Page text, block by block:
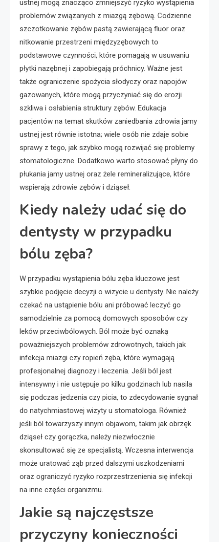
ustnej mogą znacząco zmniejszyć ryzyko wystąpienia
problemów związanych z miazgą zębową. Codzienne
szczotkowanie zębów pastą zawierającą fluor oraz
nitkowanie przestrzeni międzyzębowych to
podstawowe czynności, które pomagają w usuwaniu
płytki nazębnej i zapobiegają próchnicy. Ważne jest
także ograniczenie spożycia słodyczy oraz napojów
gazowanych, które mogą przyczyniać się do erozji
szkliwa i osłabienia struktury zębów. Edukacja
pacjentów na temat skutków zaniedbania zdrowia jamy
ustnej jest równie istotna; wiele osób nie zdaje sobie
sprawy z tego, jak szybko mogą rozwijać się problemy
stomatologiczne. Dodatkowo warto stosować płyny do
płukania jamy ustnej oraz żele remineralizujące, które
wspierają zdrowie zębów i dziąseł.
Kiedy należy udać się do
dentysty w przypadku
bólu zęba?
W przypadku wystąpienia bólu zęba kluczowe jest
szybkie podjęcie decyzji o wizycie u dentysty. Nie należy
czekać na ustąpienie bólu ani próbować leczyć go
samodzielnie za pomocą domowych sposobów czy
leków przeciwbólowych. Ból może być oznaką
poważniejszych problemów zdrowotnych, takich jak
infekcja miazgi czy ropień zęba, które wymagają
profesjonalnej diagnozy i leczenia. Jeśli ból jest
intensywny i nie ustępuje po kilku godzinach lub nasila
się podczas jedzenia czy picia, to zdecydowanie sygnał
do natychmiastowej wizyty u stomatologa. Również
jeśli ból towarzyszy innym objawom, takim jak obrzęk
dziąseł czy gorączka, należy niezwłocznie
skonsultować się ze specjalistą. Wczesna interwencja
może uratować ząb przed dalszymi uszkodzeniami
oraz ograniczyć ryzyko rozprzestrzenienia się infekcji
na inne części organizmu.
Jakie są najczęstsze
przyczyny konieczności